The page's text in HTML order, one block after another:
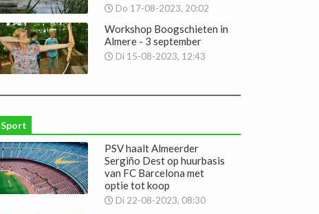
Do 17-08-2023, 20:02
Workshop Boogschieten in
Almere - 3 september
Di 15-08-2023, 12:43
Sport
PSV haalt Almeerder
Sergiño Dest op huurbasis
van FC Barcelona met
optie tot koop
Di 22-08-2023, 08:30